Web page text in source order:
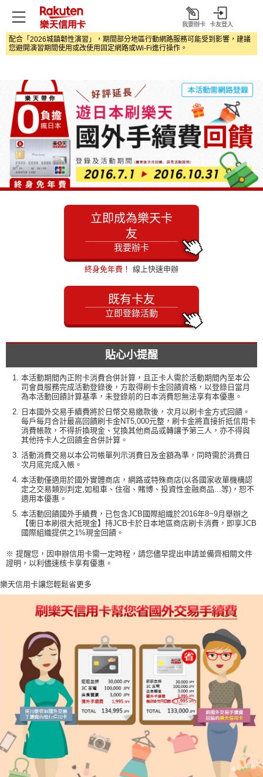
打
開
我要辦卡 卡友登入
配合「2026城鎮韌性演習」，期間部分地區行動網路服務可能受到影響，建議
您避開演習期間使用或改使用固定網路或Wi‑Fi進行操作。
立即成為樂天卡
友
我要辦卡
終身免年費！ 線上快速申辦
既有卡友
立即登錄活動
貼心小提醒
本活動期間內正附卡消費合併計算，且正卡人需於活動期間內至本公
司會員服務完成活動登錄後，方取得刷卡金回饋資格，以登錄日當月
為本活動回饋計算基準，未登錄前的日本消費恕無法享有本優惠。
日本國外交易手續費將於日幣交易繳款後，次月以刷卡金方式回饋。
每戶每月合計最高回饋刷卡金NT5,000元整，刷卡金將直接折抵信用卡
消費帳款，不得折換現金、兌換其他商品或轉讓予第三人，亦不得與
其他持卡人之回饋金合併計算。
活動消費交易以本公司帳單列示消費日及金額為準，同時需於消費日
次月底完成入帳。
本活動僅適用於國外實體商店，網路或特殊商店(以各國家收單機構認
定之交易類別判定,如租車、住宿、賭博、投資性金融商品...等)，恕不
適用本優惠。
本活動回饋國外手續費，已包含JCB國際組織於2016年8~9月舉辦之
【衝日本刷很大抵現金】持JCB卡於日本地區商店刷卡消費，即享JCB
國際組織提供之1%現金回饋。
※ 提醒您，因申辦信用卡需一定時程，請您儘早提出申請並備齊相關文件
證明，以利儘速核卡享有優惠。
樂天信用卡讓您輕鬆省更多